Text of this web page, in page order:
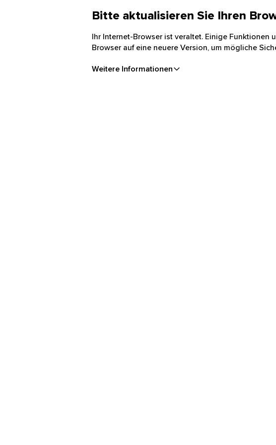
Bitte aktualisieren Sie Ihren
Ihr Internet-Browser ist veraltet. Einige Funktionen
Browser auf eine neuere Version, um mögliche
Weitere Informationen